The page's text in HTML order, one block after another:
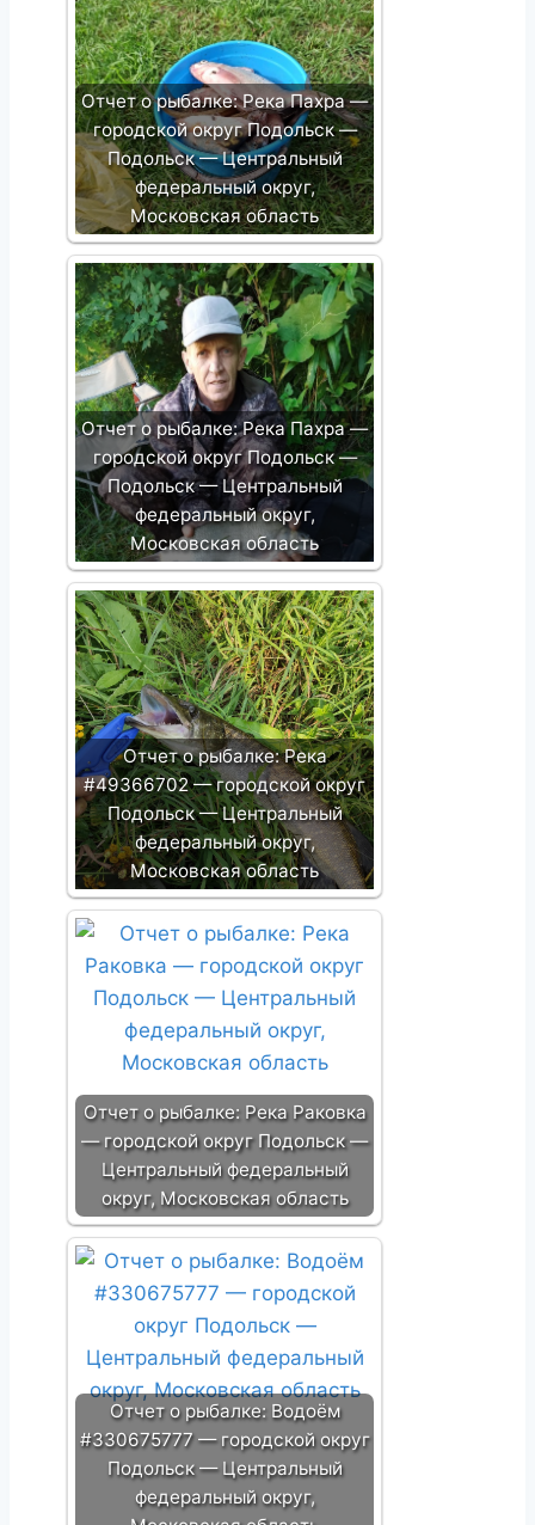
Отчет о рыбалке: Река Пахра —
городской округ Подольск —
Подольск — Центральный
федеральный округ,
Московская область
Отчет о рыбалке: Река Пахра —
городской округ Подольск —
Подольск — Центральный
федеральный округ,
Московская область
Отчет о рыбалке: Река
#49366702 — городской округ
Подольск — Центральный
федеральный округ,
Московская область
Отчет о рыбалке: Река Раковка
— городской округ Подольск —
Центральный федеральный
округ, Московская область
Отчет о рыбалке: Водоём
#330675777 — городской округ
Подольск — Центральный
федеральный округ,